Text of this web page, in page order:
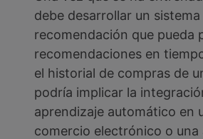
debe desarrollar un sistema
recomendación que pueda
recomendaciones en
el historial de compras de
podría implicar la
aprendizaje automático en
comercio electrónico o una